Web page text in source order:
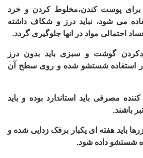
برای پوست کندن،مخلوط کردن و خرد
می شود، نباید درز و شکاف داشته
احتمالی مواد در انها جلوگیری گردد.
گوشت و سبزی باید بدون درز
استفاده شستشو شده و روی سطح آن
مصرفی باید استاندارد بوده و باید
باشند.
باید هفته ای یکبار برفک زدایی شده و
شستشو داده شود.